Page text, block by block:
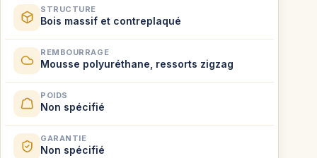
STRUCTURE
Bois massif et contreplaqué
REMBOURRAGE
Mousse polyuréthane, ressorts zigzag
POIDS
Non spécifié
GARANTIE
Non spécifié